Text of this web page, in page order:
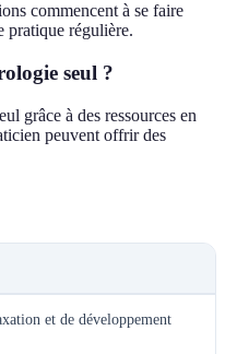
commencent à se faire
pratique régulière.
seul ?
grâce à des ressources en
peuvent offrir des
et de développement